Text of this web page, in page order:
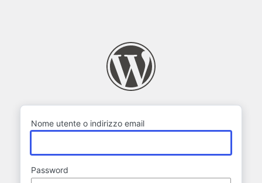
Nome utente o indirizzo email
Password